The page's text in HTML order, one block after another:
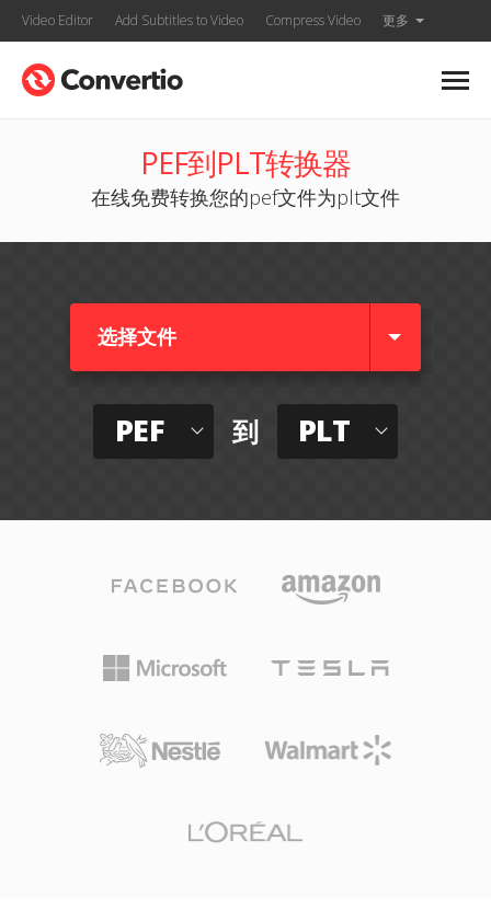
Video Editor Add Subtitles to Video Compress Video 更多
PEF到PLT转换器
在线免费转换您的pef文件为plt文件
选择文件
PEF 到 PLT